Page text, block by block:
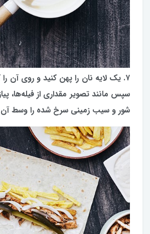
۷. یک لایه نان را پهن کنید و روی آن
سپس مانند تصویر مقداری از فیله‌ها،
شور و سیب زمینی سرخ شده را وسط آن